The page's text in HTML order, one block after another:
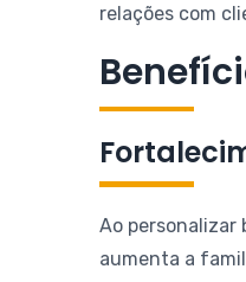
relações com
Ao personalizar
aumenta a